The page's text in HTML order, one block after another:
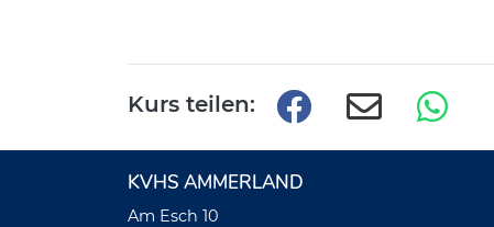
Kurs teilen:
KVHS AMMERLAND
Am Esch 10